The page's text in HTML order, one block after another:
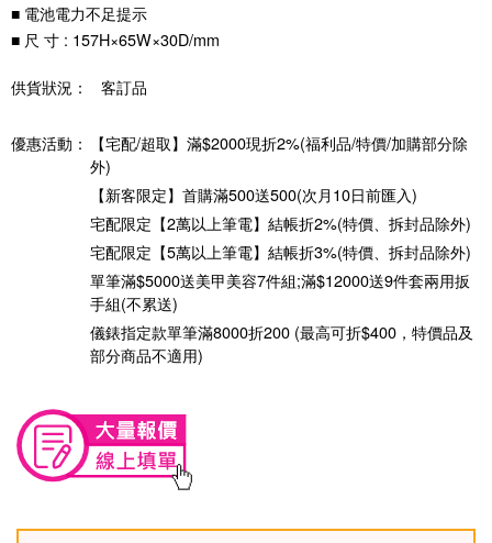
■ 電池電力不足提示
■ 尺 寸 : 157H×65W×30D/mm
供貨狀況： 客訂品
優惠活動：
【宅配/超取】滿$2000現折2%(福利品/特價/加購部分除
外)
【新客限定】首購滿500送500(次月10日前匯入)
宅配限定【2萬以上筆電】結帳折2%(特價、拆封品除外)
宅配限定【5萬以上筆電】結帳折3%(特價、拆封品除外)
單筆滿$5000送美甲美容7件組;滿$12000送9件套兩用扳
手組(不累送)
儀錶指定款單筆滿8000折200 (最高可折$400，特價品及
部分商品不適用)